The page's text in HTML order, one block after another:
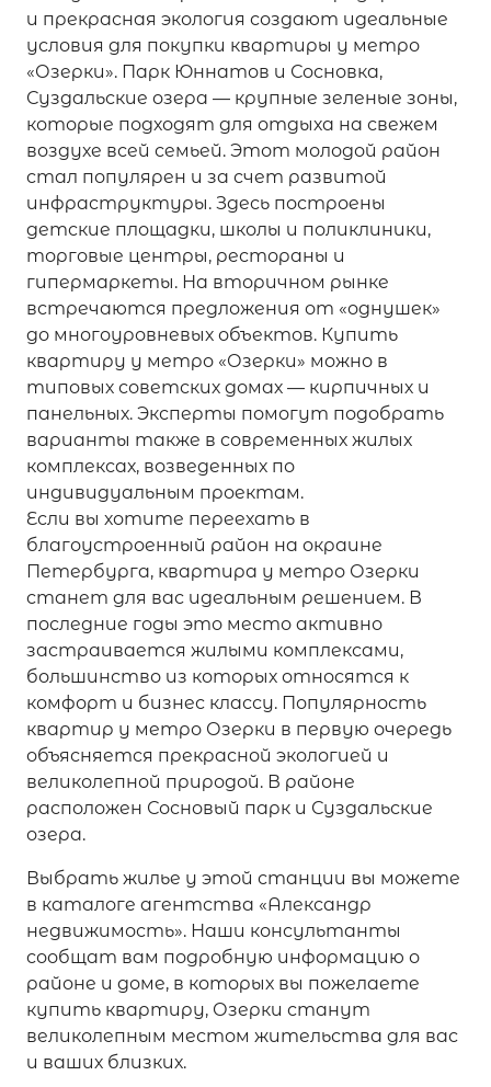
и прекрасная экология создают идеальные
условия для покупки квартиры у метро
«Озерки». Парк Юннатов и Сосновка,
Суздальские озера — крупные зеленые зоны,
которые подходят для отдыха на свежем
воздухе всей семьей. Этот молодой район
стал популярен и за счет развитой
инфраструктуры. Здесь построены
детские площадки, школы и поликлиники,
торговые центры, рестораны и
гипермаркеты. На вторичном рынке
встречаются предложения от «однушек»
до многоуровневых объектов. Купить
квартиру у метро «Озерки» можно в
типовых советских домах — кирпичных и
панельных. Эксперты помогут подобрать
варианты также в современных жилых
комплексах, возведенных по
индивидуальным проектам.
Если вы хотите переехать в
благоустроенный район на окраине
Петербурга, квартира у метро Озерки
станет для вас идеальным решением. В
последние годы это место активно
застраивается жилыми комплексами,
большинство из которых относятся к
комфорт и бизнес классу. Популярность
квартир у метро Озерки в первую очередь
объясняется прекрасной экологией и
великолепной природой. В районе
расположен Сосновый парк и Суздальские
озера.
Выбрать жилье у этой станции вы можете
в каталоге агентства «Александр
недвижимость». Наши консультанты
сообщат вам подробную информацию о
районе и доме, в которых вы пожелаете
купить квартиру, Озерки станут
великолепным местом жительства для вас
и ваших близких.